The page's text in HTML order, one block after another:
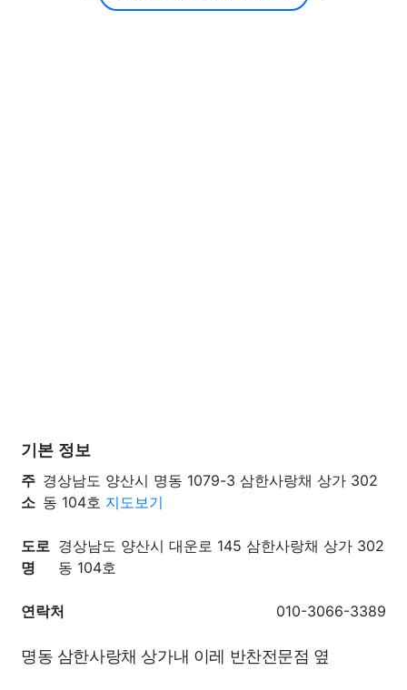
기본 정보
주
소
경상남도 양산시 명동 1079-3 삼한사랑채 상가 302
동 104호 지도보기
도로
명
경상남도 양산시 대운로 145 삼한사랑채 상가 302
동 104호
연락처 010-3066-3389
명동 삼한사랑채 상가내 이레 반찬전문점 옆